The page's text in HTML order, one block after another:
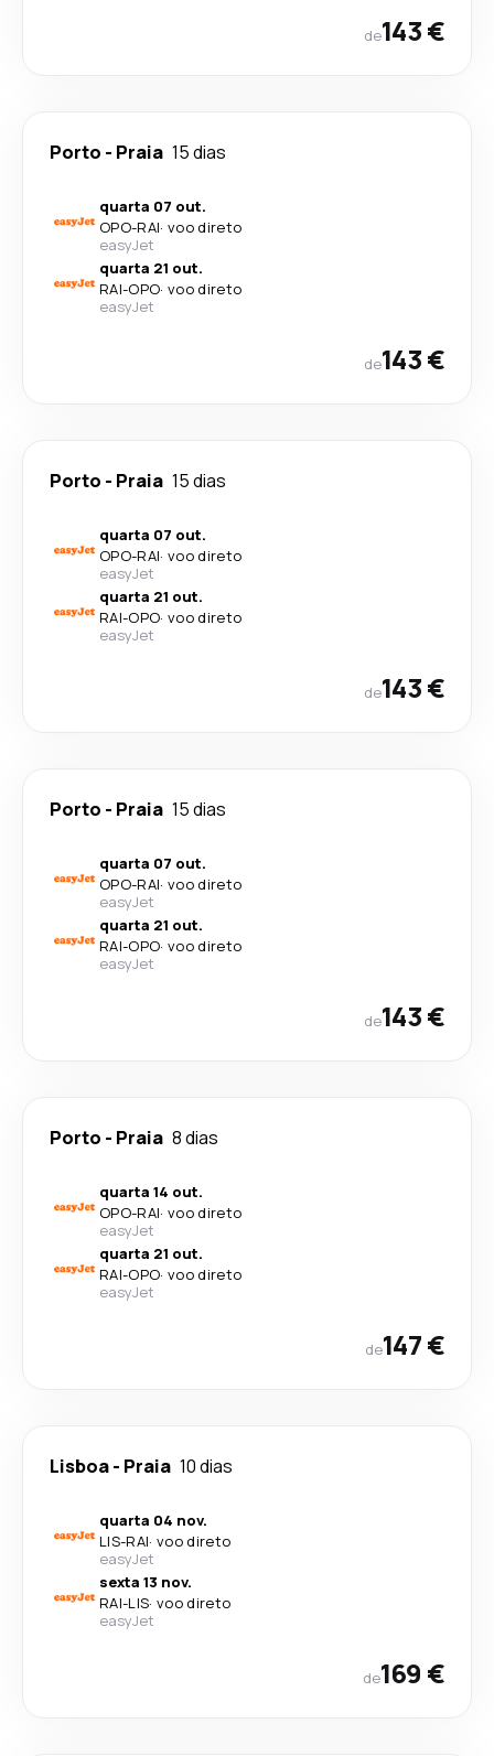
de143 €
Porto - Praia 15 dias
quarta 07 out.
OPO-RAI· voo direto
easyJet
quarta 21 out.
RAI-OPO· voo direto
easyJet
de143 €
Porto - Praia 15 dias
quarta 07 out.
OPO-RAI· voo direto
easyJet
quarta 21 out.
RAI-OPO· voo direto
easyJet
de143 €
Porto - Praia 15 dias
quarta 07 out.
OPO-RAI· voo direto
easyJet
quarta 21 out.
RAI-OPO· voo direto
easyJet
de143 €
Porto - Praia 8 dias
quarta 14 out.
OPO-RAI· voo direto
easyJet
quarta 21 out.
RAI-OPO· voo direto
easyJet
de147 €
Lisboa- Praia 10 dias
quarta 04 nov.
LIS-RAI· voo direto
easyJet
sexta 13 nov.
RAI-LIS· voo direto
easyJet
de169 €